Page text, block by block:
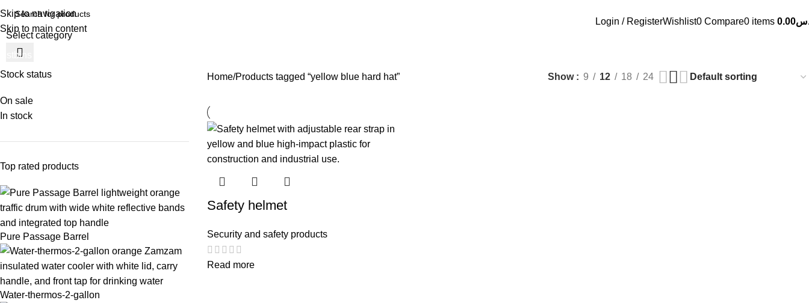
Skip to navigation
Skip to main content
Select category
Login / RegisterWishlist0 Compare0 items 0.00
Products
Stock status
On sale
In stock
Top rated products
Pure Passage Barrel
Water-thermos-2-gallon
Home Products tagged “yellow blue hard hat” Show 9 12 18 24
Safety helmet
Security and safety products
Read more